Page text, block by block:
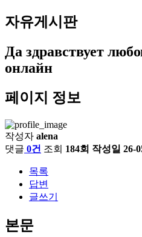
자유게시판
Да здравствует
онлайн
페이지 정보
작성자 alena
댓글 0건 조회 184회 작성일 26-
목록
답변
글쓰기
본문